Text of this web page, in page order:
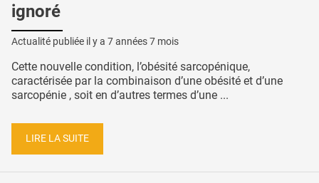
ignoré
Actualité publiée il y a 7 années 7 mois
Cette nouvelle condition, l’obésité sarcopénique,
caractérisée par la combinaison d’une obésité et d’une
sarcopénie , soit en d’autres termes d’une ...
LIRE LA SUITE